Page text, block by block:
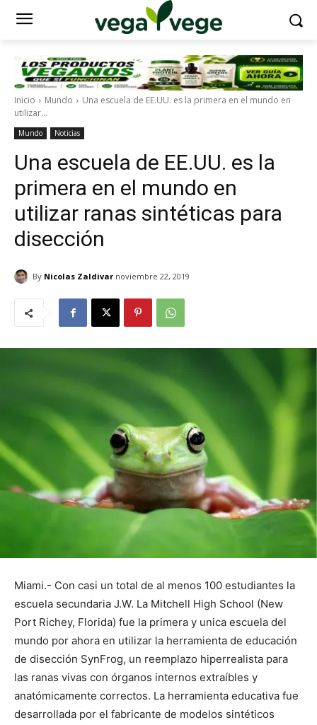
Inicio Mundo
Una escuela de EE.UU. es la primera en el mundo en
utilizar...
Mundo Noticias
Una escuela de EE.UU. es la
primera en el mundo en
utilizar ranas sintéticas para
disección
By Nicolas Zaldivar noviembre 22, 2019
Miami.- Con casi un total de al menos 100 estudiantes la
escuela secundaria J.W. La Mitchell High School (New
Port Richey, Florida) fue la primera y unica escuela del
mundo por ahora en utilizar la herramienta de educación
de disección SynFrog, un reemplazo hiperrealista para
las ranas vivas con órganos internos extraíbles y
anatómicamente correctos. La herramienta educativa fue
desarrollada por el fabricante de modelos sintéticos